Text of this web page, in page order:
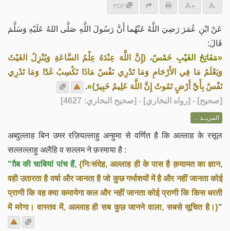
PDF + -
عَنْ ابْنِ عُمَرَ رَضِيَ اللَّهُ عَنْهُما أَنَّ رَسُولَ اللَّهِ صَلَّى اللهُ عَلَيْهِ وَسَلَّمَ
قَالَ:
«مَفَاتِحُ الغَيْبِ خَمْسٌ، {إِنَّ اللَّهَ عِنْدَهُ عِلْمُ السَّاعَةِ وَيُنْزِلُ الغَيْثَ
وَيَعْلَمُ مَا فِي الأَرْحَامِ وَمَا تَدْرِي نَفْسٌ مَاذَا تَكْسِبُ غَدًا وَمَا تَدْرِي
نَفْسٌ بِأَيِّ أَرْضٍ تَمُوتُ إِنَّ اللَّهَ عَلِيمٌ خَبِيرٌ}»
.
[صحيح] - [رواه البخاري] - [صحيح البخاري: 4627]
المزيــد ...
अब्दुल्लाह बिन उमर रज़ियल्लाहु अन्हुमा से वर्णित है कि अल्लाह के रसूल
सल्लल्लाहु अलैहि व सल्लम ने फ़रमाया है :
"ग़ैब की चाबियां पांच हैं,{निःसंदेह, अल्लाह ही के पास है क़यामत का ज्ञान,
वही उतारता है वर्षा और जानता है जो कुछ गर्भाशयों में है और नहीं जानता कोई
प्राणी कि वह क्या कमायेगा कल और नहीं जानता कोई प्राणी कि किस धरती
में मरेगा। वास्तव में, अल्लाह ही सब कुछ जानने वाला, सबसे सूचित है।}"